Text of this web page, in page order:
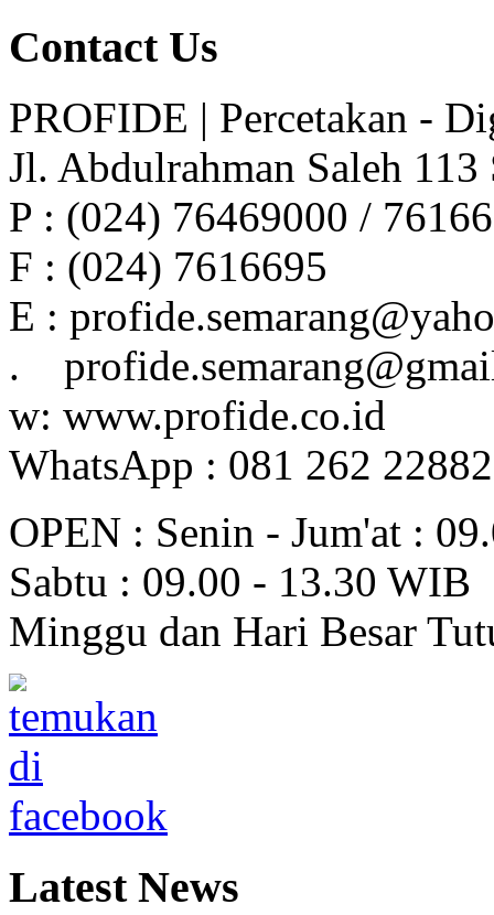
ContactUs
PROFIDE | Percetakan -
Jl. Abdulrahman Saleh 113
P : (024) 76469000 /
F : (024) 7616695
E :
.
w: www.profide.co.id
WhatsApp : 081 262
OPEN : Senin - Jum'at :
Sabtu : 09.00 - 13.30 WIB
Minggu dan Hari Besar
LatestNews